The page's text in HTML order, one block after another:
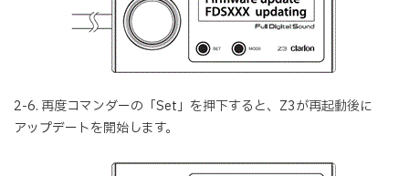
2-6. 再度コマンダーの「Set」を押下すると、Z3が再起動後に
アップデートを開始します。